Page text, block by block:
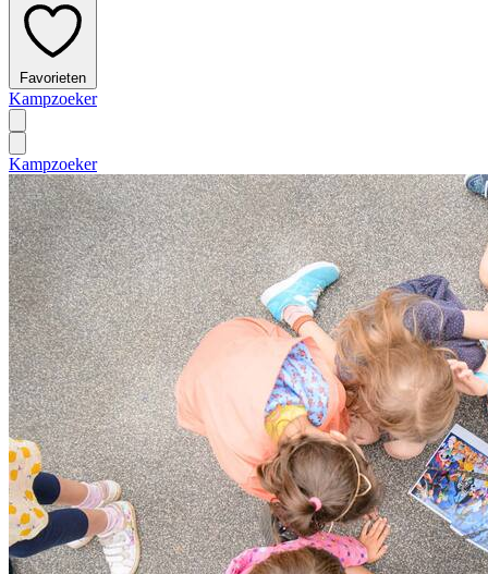
Favorieten
Kampzoeker
Kampzoeker